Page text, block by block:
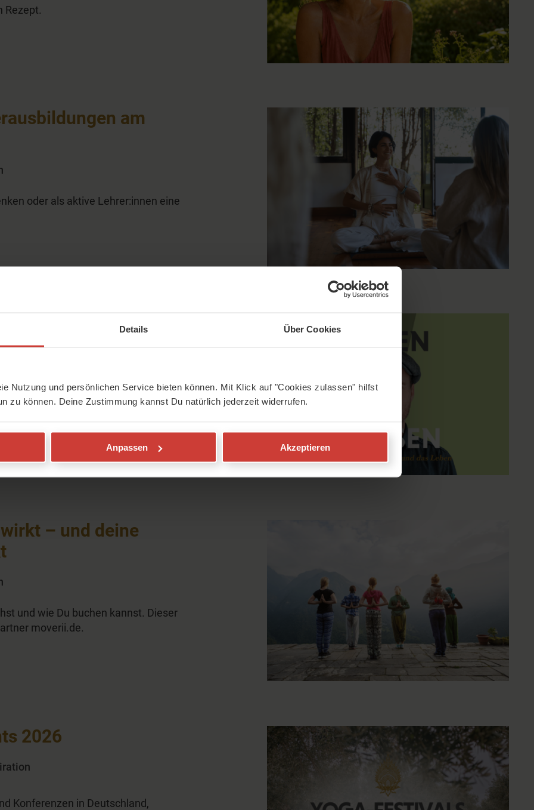
Details Über Cookies
Nutzung und persönlichen Service bieten können. Mit Klick auf "Cookies zulassen" hilfst
zu können. Deine Zustimmung kannst Du natürlich jederzeit widerrufen.
Anpassen Akzeptieren
Rezept.
am
oder als aktive Lehrer:innen eine
zum Glück verborgen. Aber wo?
Bereichen Yoga, Meditation,
Frage:
– und deine
und wie Du buchen kannst. Dieser
moverii.de.
2026
Konferenzen in Deutschland,